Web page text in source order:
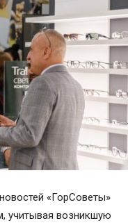
«ГорСоветы»
учитывая возникшую